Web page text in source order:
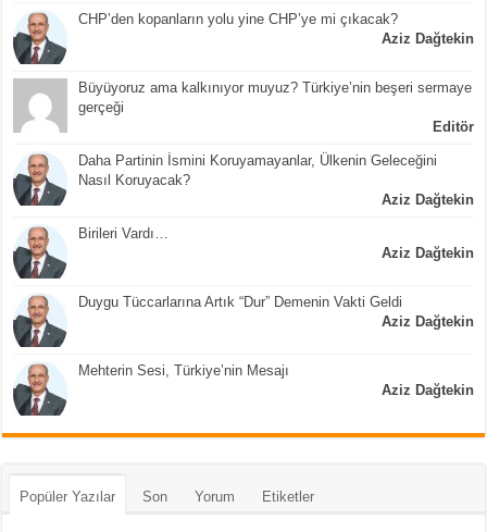
CHP’den kopanların yolu yine CHP’ye mi çıkacak?
Aziz Dağtekin
Büyüyoruz ama kalkınıyor muyuz? Türkiye’nin beşeri sermaye
gerçeği
Editör
Daha Partinin İsmini Koruyamayanlar, Ülkenin Geleceğini
Nasıl Koruyacak?
Aziz Dağtekin
Birileri Vardı…
Aziz Dağtekin
Duygu Tüccarlarına Artık “Dur” Demenin Vakti Geldi
Aziz Dağtekin
Mehterin Sesi, Türkiye’nin Mesajı
Aziz Dağtekin
Popüler Yazılar Son Yorum Etiketler